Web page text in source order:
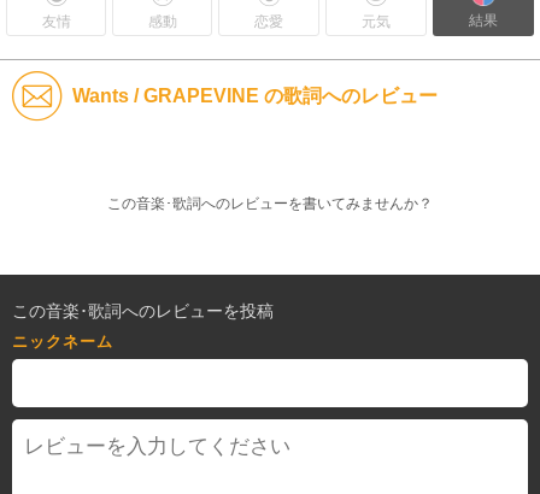
友情 感動 恋愛 元気 結果
Wants / GRAPEVINE の歌詞へのレビュー
この音楽･歌詞へのレビューを書いてみませんか？
この音楽･歌詞へのレビューを投稿
ニックネーム